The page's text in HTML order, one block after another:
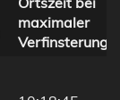
maximaler
Verfinsterung